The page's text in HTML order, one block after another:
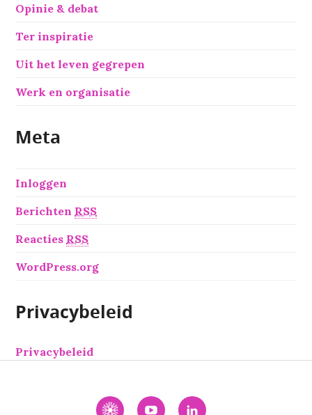
Opinie & debat
Ter inspiratie
Uit het leven gegrepen
Werk en organisatie
Meta
Inloggen
Berichten RSS
Reacties RSS
WordPress.org
Privacybeleid
Privacybeleid
InteractieYouTubeLinkedIn